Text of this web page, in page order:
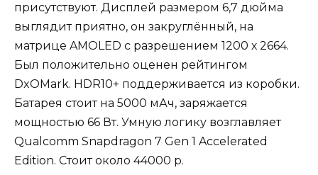
присутствуют. Дисплей размером 6,7 дюйма
выглядит приятно, он закруглённый, на
матрице AMOLED с разрешением 1200 х 2664.
Был положительно оценен рейтингом
DxOMark. HDR10+ поддерживается из коробки.
Батарея стоит на 5000 мАч, заряжается
мощностью 66 Вт. Умную логику возглавляет
Qualcomm Snapdragon 7 Gen 1 Accelerated
Edition. Стоит около 44000 р.